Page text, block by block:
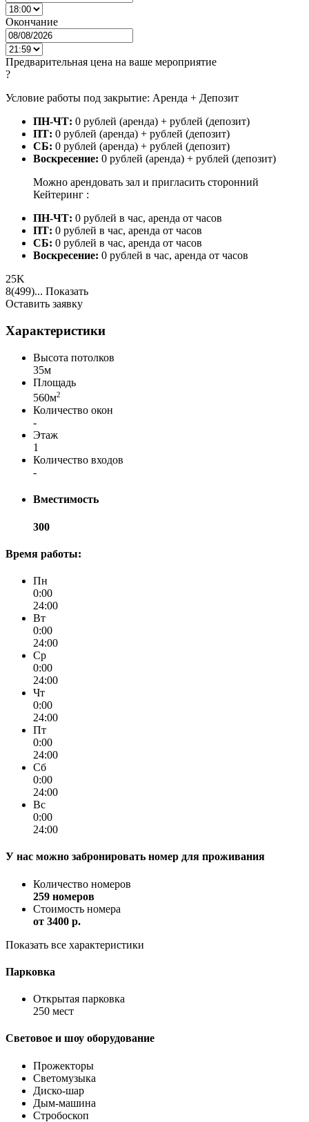
Окончание
Предварительная цена на ваше мероприятие
?
Условие работы под закрытие: Аренда + Депозит
ПН-ЧТ: 0 рублей (аренда) + рублей (депозит)
ПТ: 0 рублей (аренда) + рублей (депозит)
СБ: 0 рублей (аренда) + рублей (депозит)
Воскресение: 0 рублей (аренда) + рублей (депозит)
Можно арендовать зал и пригласить сторонний
Кейтеринг :
ПН-ЧТ: 0 рублей в час, аренда от часов
ПТ: 0 рублей в час, аренда от часов
СБ: 0 рублей в час, аренда от часов
Воскресение: 0 рублей в час, аренда от часов
25K
8(499)... Показать
Оставить заявку
Характеристики
Высота потолков
35м
Площадь
560м2
Количество окон
-
Этаж
1
Количество входов
-
Вместимость
300
Время работы:
Пн
0:00
24:00
Вт
0:00
24:00
Ср
0:00
24:00
Чт
0:00
24:00
Пт
0:00
24:00
Сб
0:00
24:00
Вс
0:00
24:00
У нас можно забронировать номер для проживания
Количество номеров
259 номеров
Стоимость номера
от 3400 p.
Показать все характеристики
Парковка
Открытая парковка
250 мест
Световое и шоу оборудование
Прожекторы
Светомузыка
Диско-шар
Дым-машина
Стробоскоп